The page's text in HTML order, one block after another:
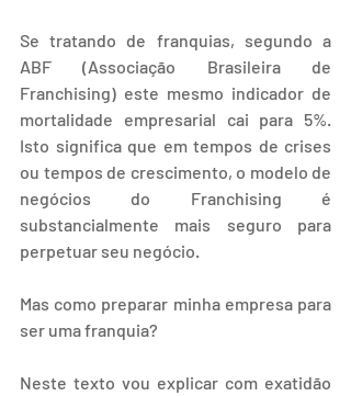
Se tratando de franquias, segundo a
ABF (Associação Brasileira de
Franchising) este mesmo indicador de
mortalidade empresarial cai para 5%.
Isto significa que em tempos de crises
ou tempos de crescimento, o modelo de
negócios do Franchising é
substancialmente mais seguro para
perpetuar seu negócio.
Mas como preparar minha empresa para
ser uma franquia?
Neste texto vou explicar com exatidão